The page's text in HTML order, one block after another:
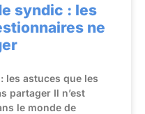
syndic : les
ne
les astuces que les
partager Il n’est
le monde de